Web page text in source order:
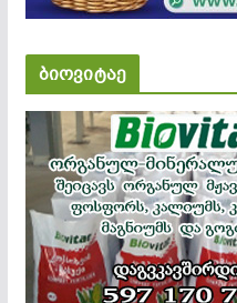
ბიოვიტაე